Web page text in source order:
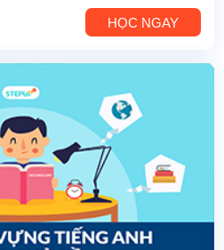
HỌC NGAY